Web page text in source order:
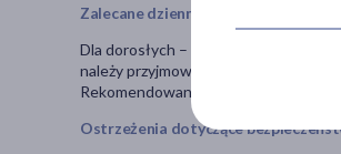
Zalecane dzienne spożycie
Dla dorosłych – 1 kapsułka dwa razy
należy przyjmować w całości, bez
Rekomendowany minimalny okres
Ostrzeżenia dotyczące